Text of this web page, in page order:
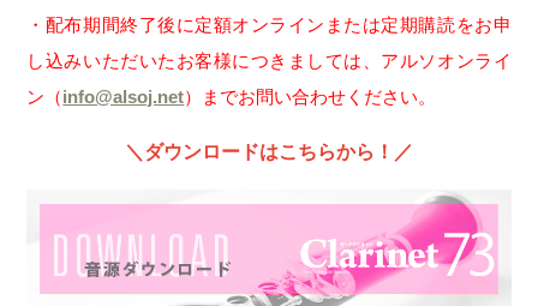
・配布期間終了後に定額オンラインまたは定期購読をお申
し込みいただいたお客様につきましては、アルソオンライ
ン（info@alsoj.net）までお問い合わせください。
＼ダウンロードはこちらから！／